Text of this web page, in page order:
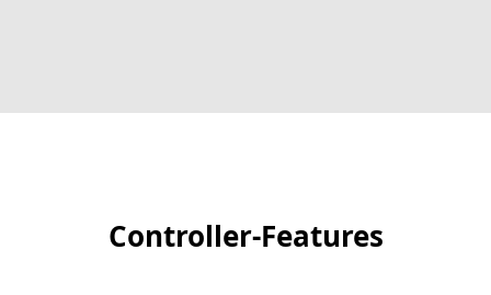
Controller-Features